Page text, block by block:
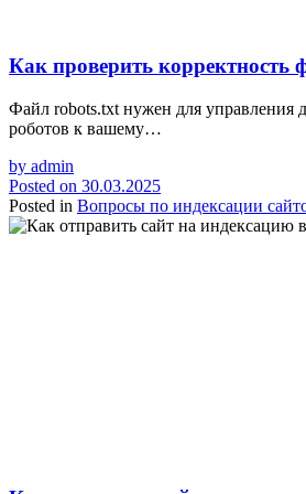
Как проверить корректность
Файл robots.txt нужен для управления
роботов к вашему…
by admin
Posted on 30.03.2025
Posted in Вопросы по индексации